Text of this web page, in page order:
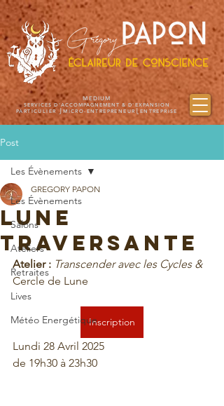
MEDIUM
SERVICES D'ACCOMPAGNEMENT & D'EXPANSION
PARTICULIER ⎭MICRO-ENTREPRENEUR⎩ENTREPRISE
Post
Les Évènements
Salons
Ateliers
Retraites
Lives
Météo Energétique
Les Évènements
LUNE
TRAVERSANTE
GREGORY PAPON
Atelier : Transcender avec les Cycles &
Cercle de Lune
Inscription
Lundi 28 Avril 2025
de 19h30 à 23h30